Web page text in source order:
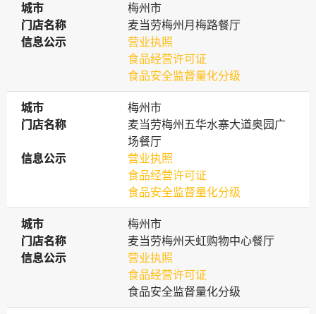
城市
城市
梅州市
门店名称
门店名称
麦当劳梅州月梅路餐厅
信息公示
信息公示
营业执照
食品经营许可证
食品安全监督量化分级
城市
城市
梅州市
门店名称
门店名称
麦当劳梅州五华水寨大道奥园广
场餐厅
信息公示
信息公示
营业执照
食品经营许可证
食品安全监督量化分级
城市
城市
梅州市
门店名称
门店名称
麦当劳梅州天虹购物中心餐厅
信息公示
信息公示
营业执照
食品经营许可证
食品安全监督量化分级